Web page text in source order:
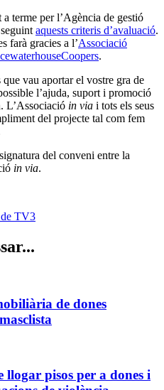
terme per l’Agència de gestió
aquests criteris d’avaluació.
farà gracies a l’Associació
.
vau aportar el vostre gra de
l’ajuda, suport i promoció
L’Associació in via i tots els seus
del projecte tal com fem
del conveni entre la
in via.
TV3
de dones
pisos per a dones i